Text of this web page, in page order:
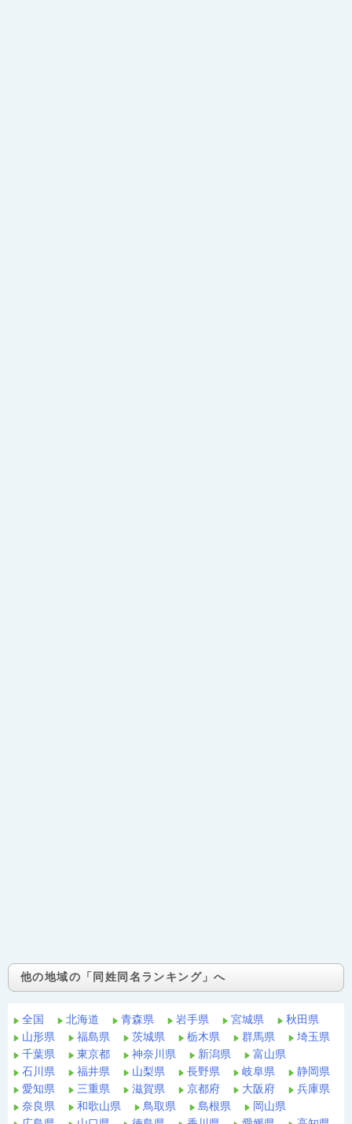
他の地域の「同姓同名ランキング」へ
全国 北海道 青森県 岩手県 宮城県
秋田県
山形県
福島県 茨城県 栃木県 群馬県
埼玉県
千葉県
東京都 神奈川県 新潟県
富山県
石川県
福井県 山梨県 長野県 岐阜県
静岡県
愛知県
三重県 滋賀県 京都府 大阪府
兵庫県
奈良県
和歌山県 鳥取県 島根県
岡山県